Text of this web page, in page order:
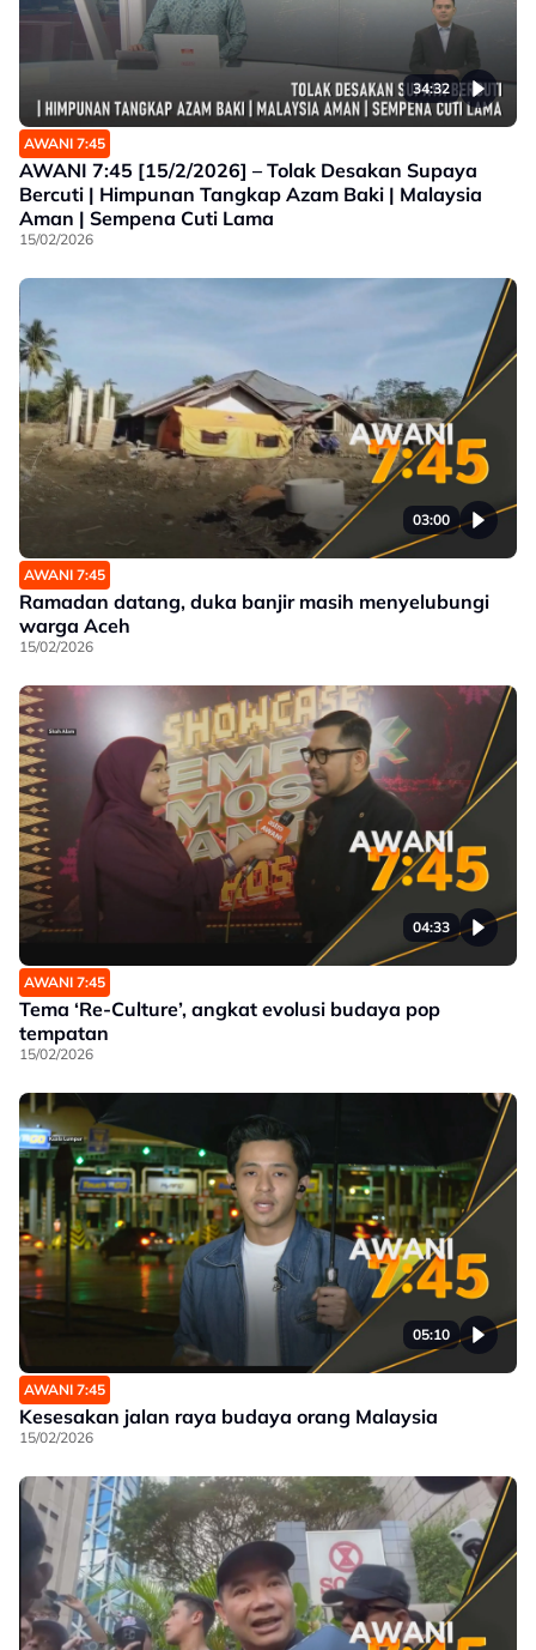
34:32
AWANI 7:45
AWANI 7:45 [15/2/2026] – Tolak Desakan Supaya
Bercuti | Himpunan Tangkap Azam Baki | Malaysia
Aman | Sempena Cuti Lama
15/02/2026
03:00
AWANI 7:45
Ramadan datang, duka banjir masih menyelubungi
warga Aceh
15/02/2026
04:33
AWANI 7:45
Tema ‘Re-Culture’, angkat evolusi budaya pop
tempatan
15/02/2026
05:10
AWANI 7:45
Kesesakan jalan raya budaya orang Malaysia
15/02/2026